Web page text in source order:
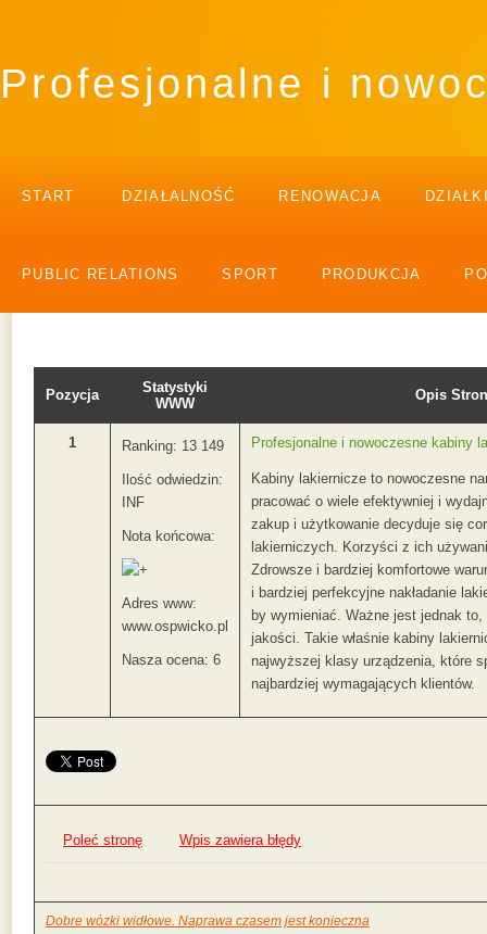
Profesjonalne i
START DZIAŁALNOŚĆ RENOWACJA
PUBLIC RELATIONS SPORT PRODUKCJA
Pozycja
Statystyki
WWW
Opis
1 Ranking: 13 149
Ilość odwiedzin:
INF
Nota końcowa:
Adres www:
www.ospwicko.pl
Nasza ocena: 6
Profesjonalne i nowoczesne kabiny
Kabiny lakiernicze to nowoczesne
pracować o wiele efektywniej i
zakup i użytkowanie decyduje się
lakierniczych. Korzyści z ich
Zdrowsze i bardziej komfortowe
i bardziej perfekcyjne nakładanie
by wymieniać. Ważne jest jednak
jakości. Takie właśnie kabiny
najwyższej klasy urządzenia, które
najbardziej wymagających klientów.
Poleć stronę Wpis zawiera błędy
Dobre wózki widłowe. Naprawa czasem jest konieczna